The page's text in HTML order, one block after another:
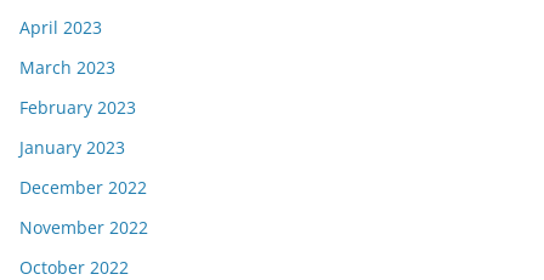
April 2023
March 2023
February 2023
January 2023
December 2022
November 2022
October 2022